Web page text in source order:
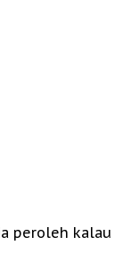
peroleh kalau